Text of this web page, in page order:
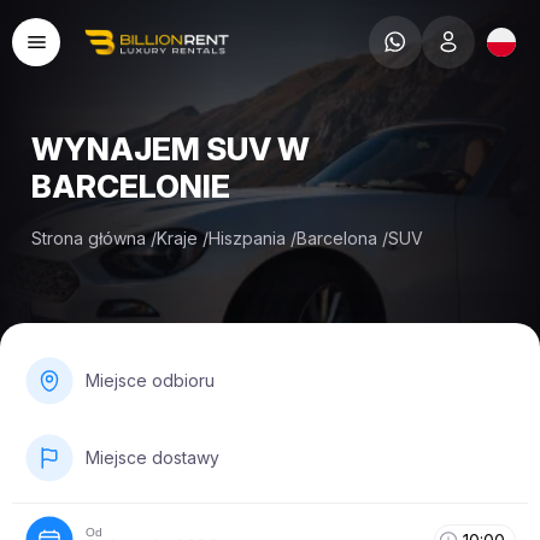
WYNAJEM SUV W
BARCELONIE
Strona główna /Kraje /Hiszpania /Barcelona /SUV
Miejsce odbioru
Miejsce dostawy
Od